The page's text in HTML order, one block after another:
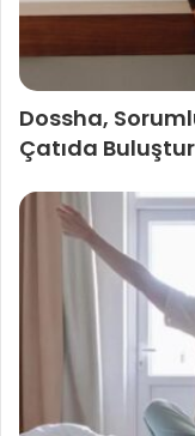
Dossha,
Çatıda